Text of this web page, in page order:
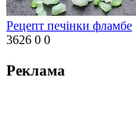
Рецепт печінки фламбе
3626 0 0
Реклама